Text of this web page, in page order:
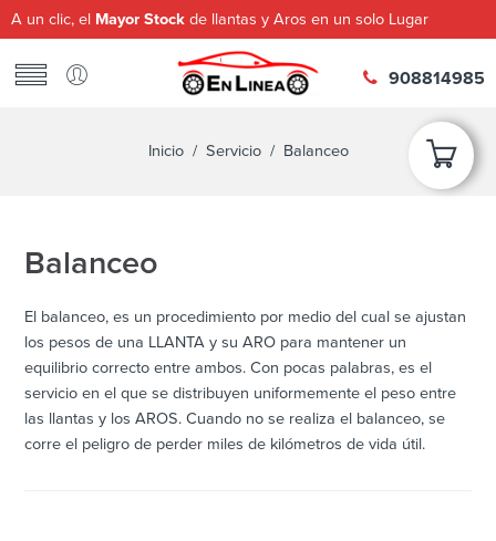
A un clic, el Mayor Stock de llantas y Aros en un solo Lugar
908814985
Inicio/ Servicio/ Balanceo
Balanceo
El balanceo, es un procedimiento por medio del cual se ajustan
los pesos de una LLANTA y su ARO para mantener un
equilibrio correcto entre ambos. Con pocas palabras, es el
servicio en el que se distribuyen uniformemente el peso entre
las llantas y los AROS. Cuando no se realiza el balanceo, se
corre el peligro de perder miles de kilómetros de vida útil.